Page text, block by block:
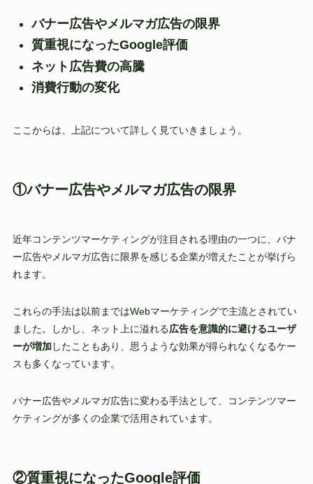
バナー広告やメルマガ広告の限界
質重視になったGoogle評価
ネット広告費の高騰
消費行動の変化
ここからは、上記について詳しく見ていきましょう。
①バナー広告やメルマガ広告の限界
近年コンテンツマーケティングが注目される理由の一つに、バナ
ー広告やメルマガ広告に限界を感じる企業が増えたことが挙げら
れます。
これらの手法は以前まではWebマーケティングで主流とされてい
ました。しかし、ネット上に溢れる広告を意識的に避けるユーザ
ーが増加 したこともあり、思うような効果が得られなくなるケー
スも多くなっています。
バナー広告やメルマガ広告に変わる手法として、コンテンツマー
ケティングが多くの企業で活用されています。
②質重視になったGoogle評価